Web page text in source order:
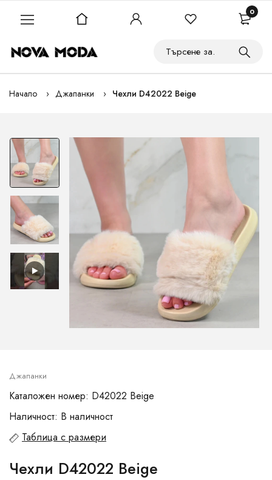
Начало Джапанки Чехли D42022 Beige
Джапанки
Каталожен номер: D42022 Beige
Наличност: В наличност
Таблица с размери
Чехли D42022 Beige
0